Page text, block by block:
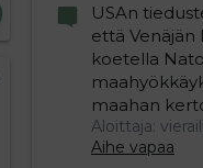
USAn
että Venäjän
koetella
maahan
Aloittaja:
Aihe vapaa